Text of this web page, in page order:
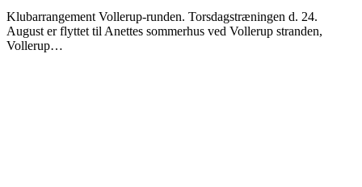
Klubarrangement Vollerup-runden. Torsdagstræningen d. 24.
August er flyttet til Anettes sommerhus ved Vollerup stranden,
Vollerup…